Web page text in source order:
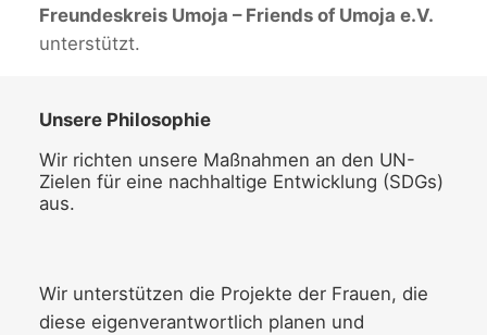
Freundeskreis Umoja – Friends of Umoja e.V.
unterstützt.
Unsere Philosophie
Wir richten unsere Maßnahmen an den UN-
Zielen für eine nachhaltige Entwicklung (SDGs)
aus.
Wir unterstützen die Projekte der Frauen, die
diese eigenverantwortlich planen und